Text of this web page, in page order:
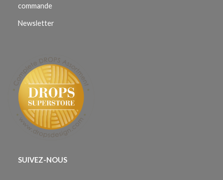
commande
Newsletter
SUIVEZ-NOUS